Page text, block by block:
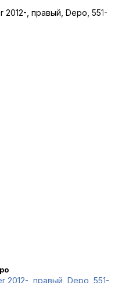
2012-, правый, Depo, 551-